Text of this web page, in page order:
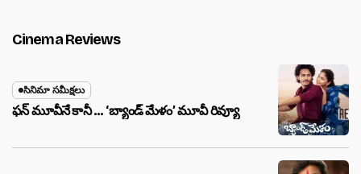
Cinema Reviews
సినిమా సమీక్షలు
ఫన్ మూవీనే కానీ … ‘బ్యాండ్‌ మేళం’ మూవీ రివ్యూ